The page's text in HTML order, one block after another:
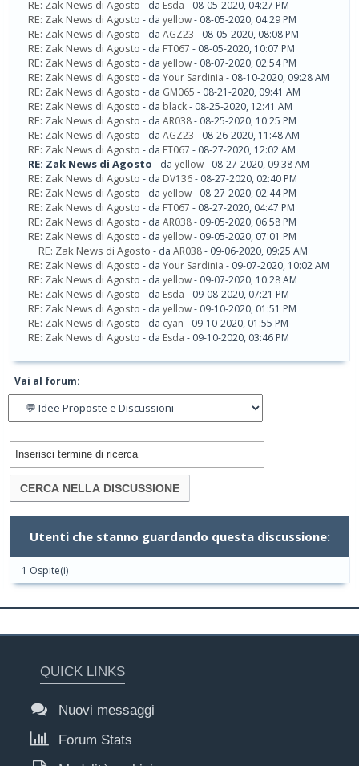
RE: Zak News di Agosto - da Esda - 08-05-2020, 04:27 PM
RE: Zak News di Agosto - da yellow- 08-05-2020, 04:29 PM
RE: Zak News di Agosto - da AGZ23 - 08-05-2020, 08:08 PM
RE: Zak News di Agosto - da FT067 - 08-05-2020, 10:07 PM
RE: Zak News di Agosto - da yellow- 08-07-2020, 02:54 PM
RE: Zak News di Agosto - da Your Sardinia - 08-10-2020, 09:28 AM
RE: Zak News di Agosto - da GM065 - 08-21-2020, 09:41 AM
RE: Zak News di Agosto - da black- 08-25-2020, 12:41 AM
RE: Zak News di Agosto - da AR038- 08-25-2020, 10:25 PM
RE: Zak News di Agosto - da AGZ23 - 08-26-2020, 11:48 AM
RE: Zak News di Agosto - da FT067 - 08-27-2020, 12:02 AM
RE: Zak News di Agosto - da yellow- 08-27-2020, 09:38 AM
RE: Zak News di Agosto - da DV136- 08-27-2020, 02:40 PM
RE: Zak News di Agosto - da yellow- 08-27-2020, 02:44 PM
RE: Zak News di Agosto - da FT067 - 08-27-2020, 04:47 PM
RE: Zak News di Agosto - da AR038- 09-05-2020, 06:58 PM
RE: Zak News di Agosto - da yellow- 09-05-2020, 07:01 PM
RE: Zak News di Agosto - da AR038- 09-06-2020, 09:25 AM
RE: Zak News di Agosto - da Your Sardinia - 09-07-2020, 10:02 AM
RE: Zak News di Agosto - da yellow- 09-07-2020, 10:28 AM
RE: Zak News di Agosto - da Esda - 09-08-2020, 07:21 PM
RE: Zak News di Agosto - da yellow- 09-10-2020, 01:51 PM
RE: Zak News di Agosto - da cyan - 09-10-2020, 01:55 PM
RE: Zak News di Agosto - da Esda - 09-10-2020, 03:46 PM
Vai al forum:
Utenti che stanno guardando questa discussione:
1 Ospite(i)
QUICK LINKS
Nuovi messaggi
Forum Stats